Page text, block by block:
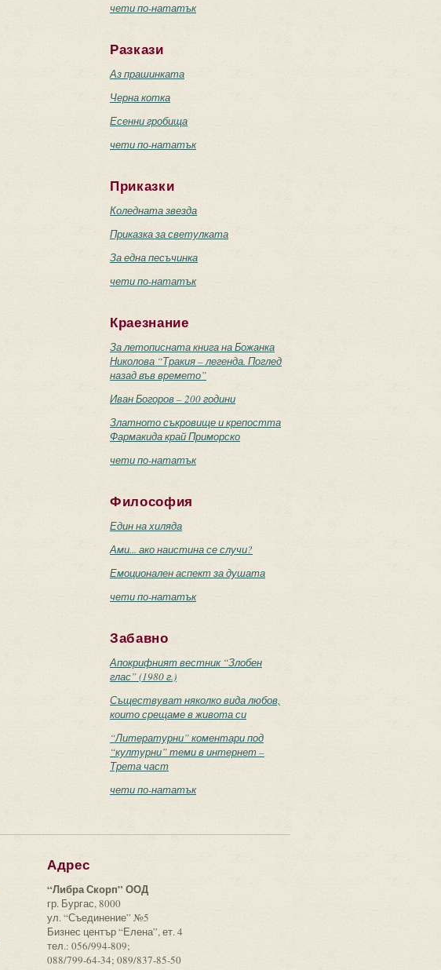
чети по-нататък
Разкази
Аз прашинката
Черна котка
Есенни гробища
чети по-нататък
Приказки
Коледната звезда
Приказка за светулката
За една песъчинка
чети по-нататък
Краезнание
За летописната книга на Божанка
Николова “Тракия – легенда. Поглед
назад във времето”
Иван Богоров – 200 години
Златното съкровище и крепостта
Фармакида край Приморско
чети по-нататък
Философия
Един на хиляда
Ами... ако наистина се случи?
Емоционален аспект за душата
чети по-нататък
Забавно
Апокрифният вестник “Злобен
глас” (1980 г.)
Съществуват няколко вида любов,
които срещаме в живота си
“Литературни” коментари под
“културни” теми в интернет –
Трета част
чети по-нататък
Адрес
“Либра Скорп” ООД
гр. Бургас, 8000
ул. “Съединение” №5
Бизнес център “Елена”, ет. 4
тел.: 056/994-809;
088/799-64-34; 089/837-85-50